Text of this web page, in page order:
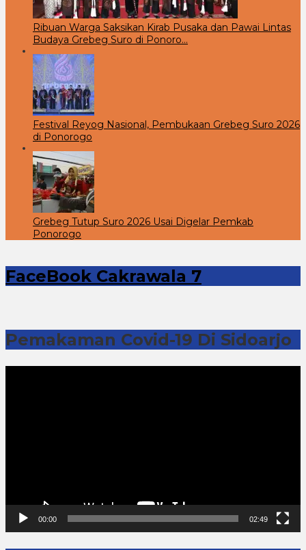
Ribuan Warga Saksikan Kirab Pusaka dan Pawai Lintas
Budaya Grebeg Suro di Ponoro…
Festival Reyog Nasional, Pembukaan Grebeg Suro 2026
di Ponorogo
Grebeg Tutup Suro 2026 Usai Digelar Pemkab
Ponorogo
FaceBook Cakrawala 7
Pemakaman Covid-19 Di Sidoarjo
00:00 02:49